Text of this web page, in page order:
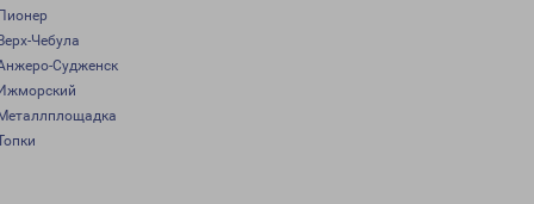
Чебула
Судженск